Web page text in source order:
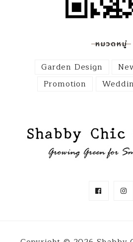
หมวดหมู่
Garden Design
Promotion